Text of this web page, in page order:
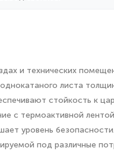
и технических
листа
стойкость к
с термоактивной
уровень
под различные